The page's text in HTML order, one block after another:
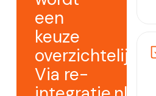
een
keuze
overzichtelijker.
Via re-